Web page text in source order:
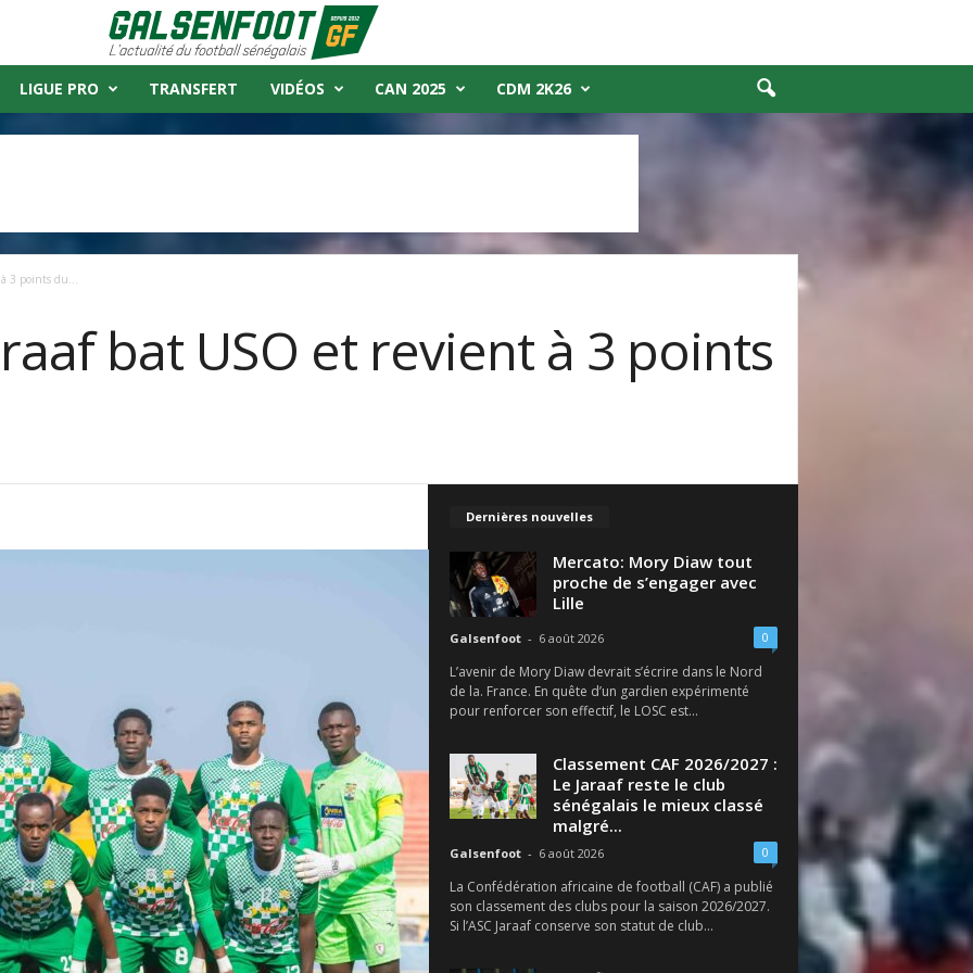
LIGUE PRO TRANSFERT VIDÉOS CAN 2025 CDM 2K26
3 points du...
bat USO et revient à 3 points
Dernières nouvelles
Mercato: Mory Diaw tout
proche de s’engager avec
Lille
Galsenfoot - 6 août 2026 0
L’avenir de Mory Diaw devrait s’écrire dans le Nord
de la. France. En quête d’un gardien expérimenté
pour renforcer son effectif, le LOSC est...
Classement CAF 2026/2027 :
Le Jaraaf reste le club
sénégalais le mieux classé
malgré...
Galsenfoot - 6 août 2026 0
La Confédération africaine de football (CAF) a publié
son classement des clubs pour la saison 2026/2027.
Si l’ASC Jaraaf conserve son statut de club...